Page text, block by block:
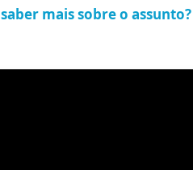
mais sobre o